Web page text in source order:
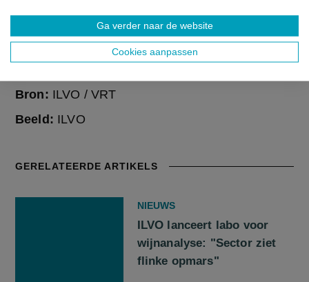
Ga verder naar de website
Cookies aanpassen
Lees meer
Bron: ILVO / VRT
Beeld: ILVO
GERELATEERDE ARTIKELS
NIEUWS
ILVO lanceert labo voor
wijnanalyse: "Sector ziet
flinke opmars"